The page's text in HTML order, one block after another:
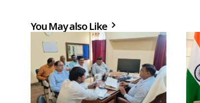
You May also Like